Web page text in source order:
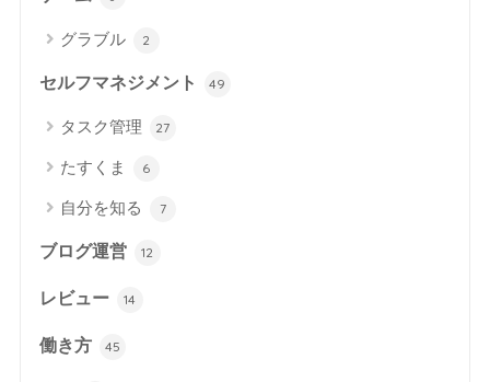
グラブル 2
セルフマネジメント 49
タスク管理 27
たすくま 6
自分を知る 7
ブログ運営 12
レビュー 14
働き方 45